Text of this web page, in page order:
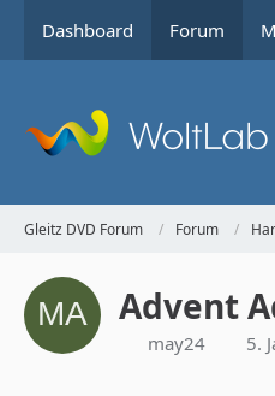
Dashboard Forum
Gleitz DVD Forum Forum
Advent
may24 5.